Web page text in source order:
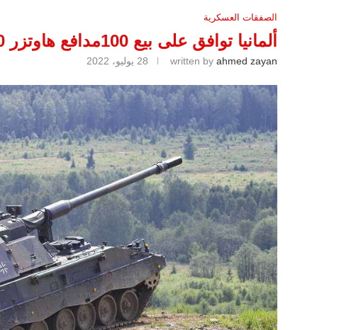
الصفقات العسكرية
ألمانيا توافق على بيع 100مدافع هاوتزر PzH 2000 إلى أوكرانيا
written by ahmed zayan 28 يوليو، 2022